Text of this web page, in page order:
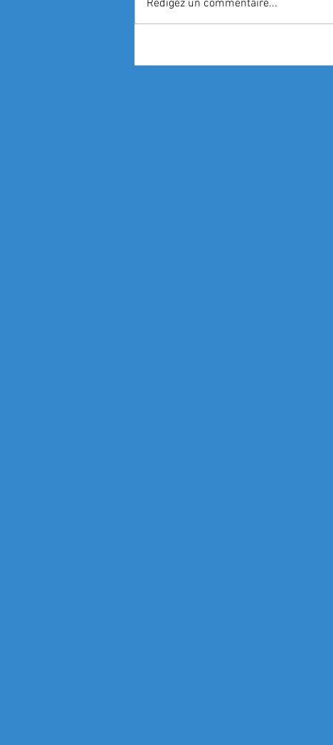
Rédigez un commentaire...